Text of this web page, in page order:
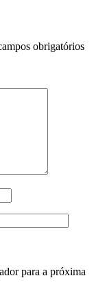
obrigatórios
para a próxima